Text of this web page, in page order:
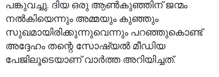
പങ്കുവച്ചു. ദിയ ഒരു ആൺകുഞ്ഞിന് ജന്മം
നൽകിയെന്നും അമ്മയും കുഞ്ഞും
സുഖമായിരിക്കുന്നുവെന്നും പറഞ്ഞുകൊണ്ട്
അദ്ദേഹം തന്റെ സോഷ്യൽ മീഡിയ
പേജിലൂടെയാണ് വാർത്ത അറിയിച്ചത്.